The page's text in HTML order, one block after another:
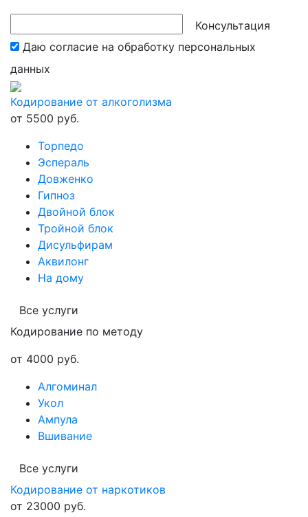
Консультация
Даю согласие на обработку персональных
данных
Кодирование от алкоголизма
от 5500 руб.
Торпедо
Эспераль
Довженко
Гипноз
Двойной блок
Тройной блок
Дисульфирам
Аквилонг
На дому
Все услуги
Кодирование по методу
от 4000 руб.
Алгоминал
Укол
Ампула
Вшивание
Все услуги
Кодирование от наркотиков
от 23000 руб.